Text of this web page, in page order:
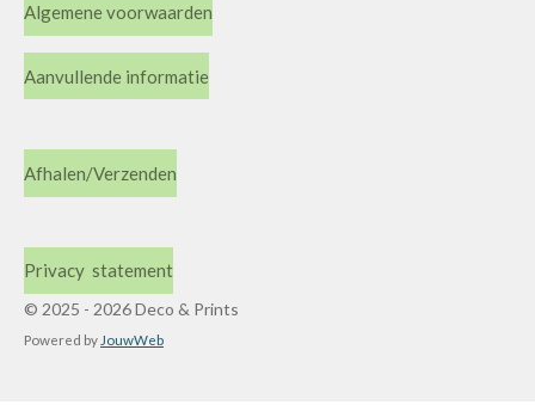
Algemene voorwaarden
Aanvullende informatie
Afhalen/Verzenden
Privacy statement
© 2025 - 2026 Deco & Prints
Powered by JouwWeb